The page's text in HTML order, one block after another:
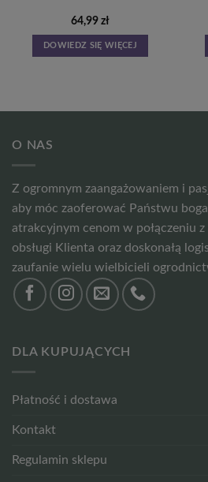
64,99 zł
DOWIEDZ SIĘ WIĘCEJ
O NAS
Z ogromnym zaangażowaniem i
aby móc zaoferować Państwu
atrakcyjnym cenom w połączeniu
obsługi Klienta oraz doskonałą
zaufanie wielu wielbicieli
DLA KUPUJĄCYCH
Płatność i dostawa
Kontakt
Regulamin sklepu